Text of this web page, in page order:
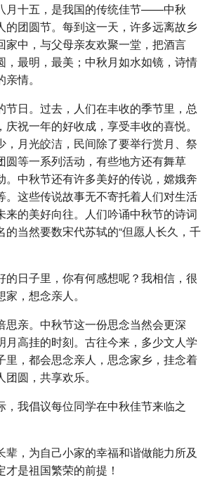
月十五，是我国的传统佳节——中秋
的团圆节。每到这一天，许多远离故乡
家中，与父母亲友欢聚一堂，把酒言
，最明，最美；中秋月如水如镜，诗情
情。
节日。过去，人们在丰收的季节里，总
祝一年的好收成，享受丰收的喜悦。
，月光皎洁，民间除了要举行赏月、祭
圆等一系列活动，有些地方还有舞草
。中秋节还有许多美好的传说，嫦娥奔
。这些传说故事无不寄托着人们对生活
来的美好向往。人们吟诵中秋节的诗词
的当然要数宋代苏轼的“但愿人长久，千
的日子里，你有何感想呢？我相信，很
，想念亲人。
思亲。中秋节这一份思念当然会更深
月高挂的时刻。古往今来，多少文人学
里，都会思念亲人，思念家乡，挂念着
圆，共享欢乐。
，我倡议每位同学在中秋佳节来临之
辈，为自己小家的幸福和谐做能力所及
是祖国繁荣的前提！